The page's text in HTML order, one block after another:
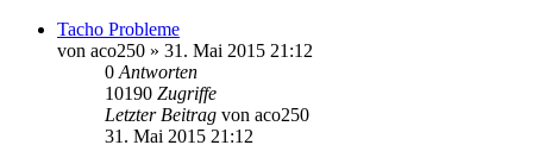
Tacho Probleme
von aco250 » 31. Mai 2015 21:12
0 Antworten
10190 Zugriffe
Letzter Beitrag von aco250
31. Mai 2015 21:12